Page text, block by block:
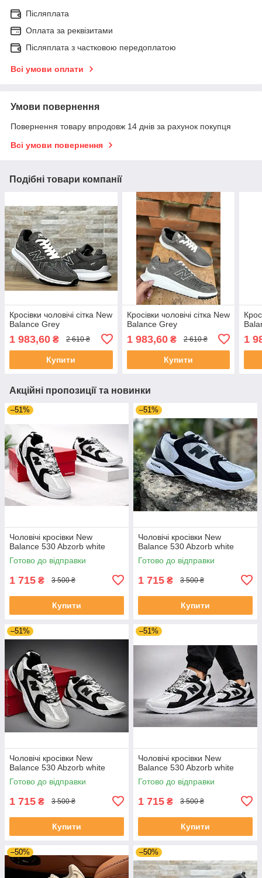
Післяплата
Оплата за реквізитами
Післяплата з частковою передоплатою
Всі умови оплати
Умови повернення
Повернення товару впродовж 14 днів за рахунок покупця
Всі умови повернення
Подібні товари компанії
Кросівки чоловічі сітка New
Balance Grey
1 983,60 ₴ 2 610 ₴
Купити
Кросівки чоловічі сітка New
Balance Grey
1 983,60₴ 2 610 ₴
Купити
1
Акційні пропозиції та новинки
–51%
Чоловічі кросівки New
Balance 530 Abzorb white
Готово до відправки
1 715 ₴ 3 500 ₴
Купити
–51%
Чоловічі кросівки New
Balance 530 Abzorb white
Готово до відправки
1 715 ₴ 3 500 ₴
Купити
–51%
Чоловічі кросівки New
Balance 530 Abzorb white
Готово до відправки
1 715 ₴ 3 500 ₴
Купити
–51%
Чоловічі кросівки New
Balance 530 Abzorb white
Готово до відправки
1 715 ₴ 3 500 ₴
Купити
–50% –50%